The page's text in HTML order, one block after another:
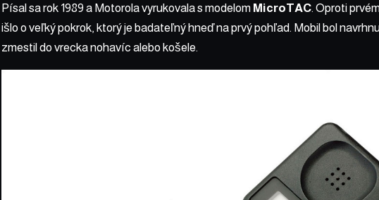
Písal sa rok 1989 a Motorola vyrukovala s modelom MicroTAC. Oproti
išlo o veľký pokrok, ktorý je badateľný hneď na prvý pohľad. Mobil bol
zmestil do vrecka nohavíc alebo košele.